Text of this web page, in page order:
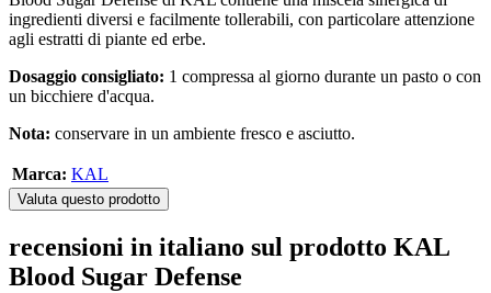
ingredienti diversi e facilmente tollerabili, con particolare attenzione
agli estratti di piante ed erbe.
Dosaggio consigliato: 1 compressa al giorno durante un pasto o con
un bicchiere d'acqua.
Nota: conservare in un ambiente fresco e asciutto.
Marca: KAL
Valuta questo prodotto
recensioni in italiano sul prodotto KAL
Blood Sugar Defense